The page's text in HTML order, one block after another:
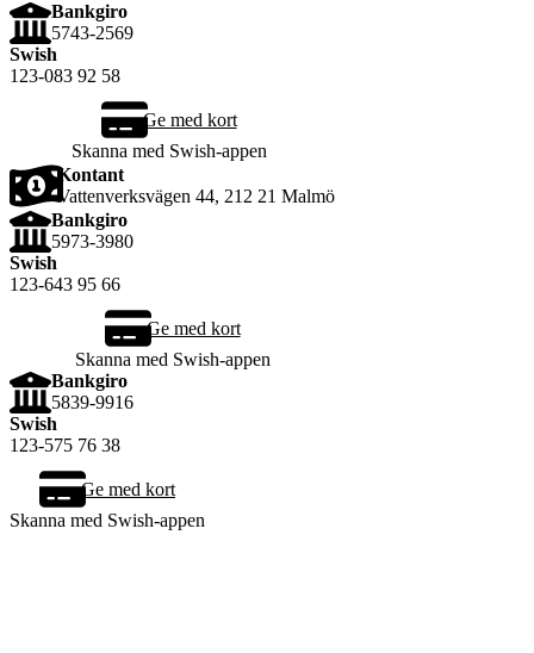
Bankgiro
5743-2569‬
Swish
123-083 92 58
Ge med kort
Skanna med Swish-appen
Kontant
Vattenverksvägen 44, 212 21 Malmö
Bankgiro
5973-3980
Swish
123-643 95 66
Ge med kort
Skanna med Swish-appen
Bankgiro
5839-9916
Swish
123-575 76 38
Ge med kort
Skanna med Swish-appen